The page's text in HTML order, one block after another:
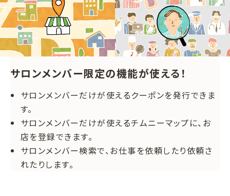
サロンメンバー限定の機能が使える！
サロンメンバーだけが使えるクーポンを発行できま
す。
サロンメンバーだけが使えるチムニーマップに、お
店を登録できます。
サロンメンバー検索で、お仕事を依頼したり依頼さ
れたりします。